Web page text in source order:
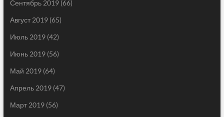
Сентябрь 2019(66)
Август 2019(65)
Июль 2019(42)
Июнь 2019(56)
Май 2019(64)
Апрель 2019(47)
Март 2019(56)